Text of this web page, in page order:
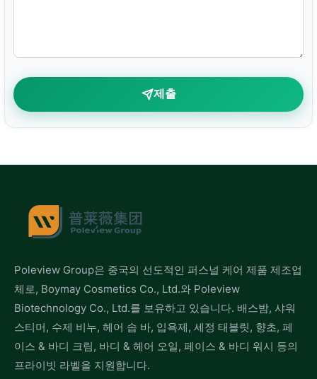
제출
Poleview Group은 중국의 선도적인 퍼스널 케어 제품 제조업
체로, Boymay Cosmetics Co., Ltd.와 Poleview
Biotechnology Co., Ltd.를 보유하고 있습니다. 배스밤, 샤워
스티머, 수제 비누, 헤어 솝 바, 입욕제, 세정 태블릿, 향초, 페
이스 & 바디 크림, 바디 & 헤어 오일, 페이스 & 바디 워시 등의
프라이빗 라벨을 지원합니다.